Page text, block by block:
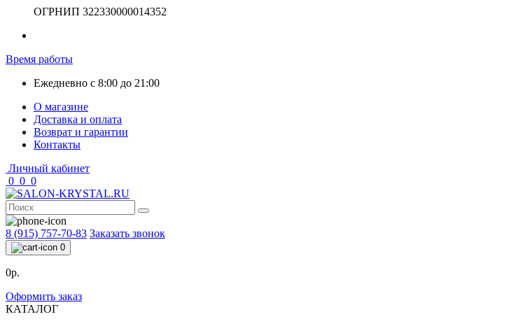
ОГРНИП 322330000014352
Время работы
Ежедневно с 8:00 до 21:00
О магазине
Доставка и оплата
Возврат и гарантии
Контакты
Личный кабинет
0 0 0
8 (915) 757-70-83 Заказать звонок
0
0р.
Оформить заказ
КАТАЛОГ